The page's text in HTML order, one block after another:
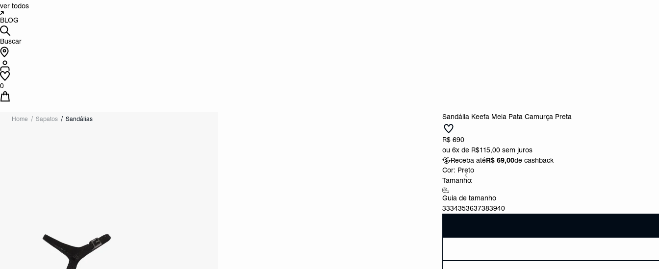
ver todos
BLOG
Buscar
0
Home Sapatos Sandálias Sandália Keefa Meia Pata Camurça Preta
R$ 690
ou6x de R$115,00 sem juros
Receba atéR$ 69,00de cashback
Cor: Preto
Tamanho:
Guia de tamanho
3334353637383940